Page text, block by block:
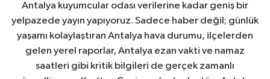
Antalya kuyumcular odası verilerine kadar geniş bir
yelpazede yayın yapıyoruz. Sadece haber değil; günlük
yaşamı kolaylaştıran Antalya hava durumu, ilçelerden
gelen yerel raporlar, Antalya ezan vakti ve namaz
saatleri gibi kritik bilgileri de gerçek zamanlı